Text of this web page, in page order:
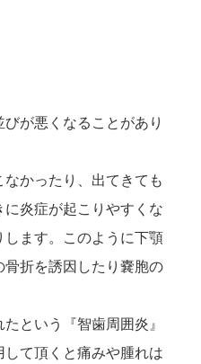
が悪くなることがあり
かったり、出てきても
炎症が起こりやすくな
ます。このように下顎
折を誘因したり嚢胞の
という『智歯周囲炎』
て頂くと痛みや腫れは